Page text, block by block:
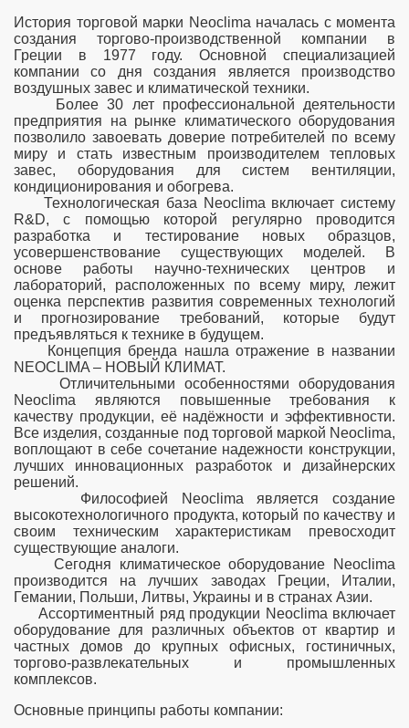
История торговой марки Neoclima началась с момента
создания торгово-производственной компании в
Греции в 1977 году. Основной специализацией
компании со дня создания является производство
воздушных завес и климатической техники.
Более 30 лет профессиональной деятельности
предприятия на рынке климатического оборудования
позволило завоевать доверие потребителей по всему
миру и стать известным производителем тепловых
завес, оборудования для систем вентиляции,
кондиционирования и обогрева.
Технологическая база Neoclima включает систему
R&D, с помощью которой регулярно проводится
разработка и тестирование новых образцов,
усовершенствование существующих моделей. В
основе работы научно-технических центров и
лабораторий, расположенных по всему миру, лежит
оценка перспектив развития современных технологий
и прогнозирование требований, которые будут
предъявляться к технике в будущем.
Концепция бренда нашла отражение в названии
NEOCLIMA – НОВЫЙ КЛИМАТ.
Отличительными особенностями оборудования
Neoclima являются повышенные требования к
качеству продукции, её надёжности и эффективности.
Все изделия, созданные под торговой маркой Neoclima,
воплощают в себе сочетание надежности конструкции,
лучших инновационных разработок и дизайнерских
решений.
Философией Neoclima является создание
высокотехнологичного продукта, который по качеству и
своим техническим характеристикам превосходит
существующие аналоги.
Сегодня климатическое оборудование Neoclima
производится на лучших заводах Греции, Италии,
Гемании, Польши, Литвы, Украины и в странах Азии.
Ассортиментный ряд продукции Neoclima включает
оборудование для различных объектов от квартир и
частных домов до крупных офисных, гостиничных,
торгово-развлекательных и промышленных
комплексов.
Основные принципы работы компании: